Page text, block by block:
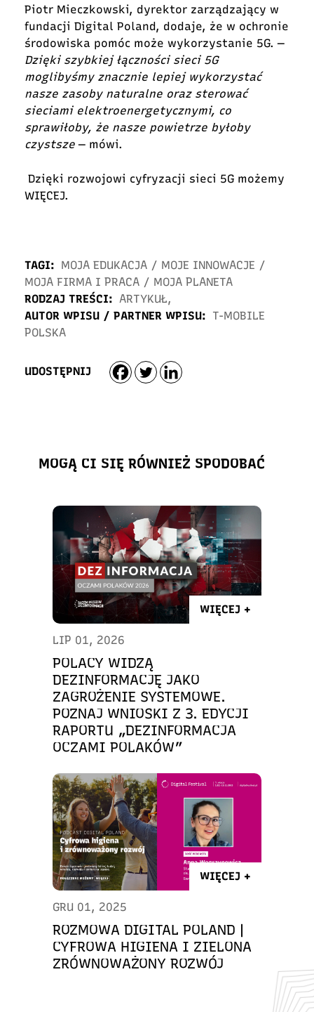
Piotr Mieczkowski, dyrektor zarządzający w
fundacji Digital Poland, dodaje, że w ochronie
środowiska pomóc może wykorzystanie 5G. —
Dzięki szybkiej łączności sieci 5G
moglibyśmy znacznie lepiej wykorzystać
nasze zasoby naturalne oraz sterować
sieciami elektroenergetycznymi, co
sprawiłoby, że nasze powietrze byłoby
czystsze — mówi.
Dzięki rozwojowi cyfryzacji sieci 5G możemy
WIĘCEJ.
TAGI: MOJA EDUKACJA / MOJE INNOWACJE /
MOJA FIRMA I PRACA / MOJA PLANETA
RODZAJ TREŚCI: ARTYKUŁ,
AUTOR WPISU / PARTNER WPISU: T-MOBILE
POLSKA
UDOSTĘPNIJ
MOGĄ CI SIĘ RÓWNIEŻ SPODOBAĆ
WIĘCEJ +
LIP 01, 2026
POLACY WIDZĄ
DEZINFORMACJĘ JAKO
ZAGROŻENIE SYSTEMOWE.
POZNAJ WNIOSKI Z 3. EDYCJI
RAPORTU „DEZINFORMACJA
OCZAMI POLAKÓW”
WIĘCEJ +
GRU 01, 2025
ROZMOWA DIGITAL POLAND |
CYFROWA HIGIENA I ZIELONA
ZRÓWNOWAŻONY ROZWÓJ